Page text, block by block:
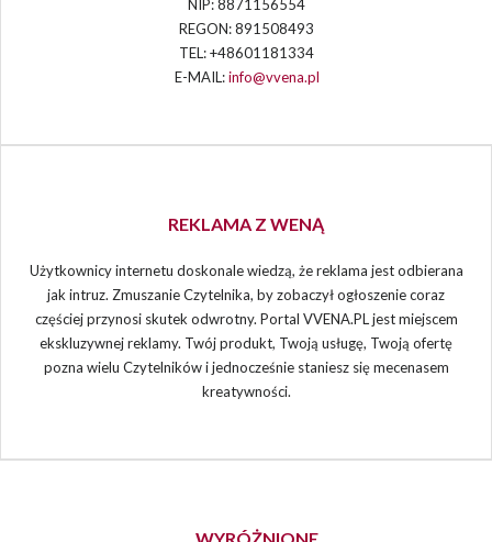
NIP: 8871156554
REGON: 891508493
TEL: +48601181334
E-MAIL:info@vvena.pl
REKLAMA Z WENĄ
Użytkownicy internetu doskonale wiedzą, że reklama jest odbierana
jak intruz. Zmuszanie Czytelnika, by zobaczył ogłoszenie coraz
częściej przynosi skutek odwrotny. Portal VVENA.PL jest miejscem
ekskluzywnej reklamy. Twój produkt, Twoją usługę, Twoją ofertę
pozna wielu Czytelników i jednocześnie staniesz się mecenasem
kreatywności.